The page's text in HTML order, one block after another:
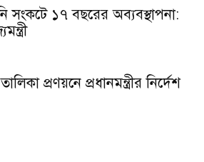
সংকটে ১৭ বছরের অব্যবস্থাপনা:
প্রণয়নে প্রধানমন্ত্রীর নির্দেশ